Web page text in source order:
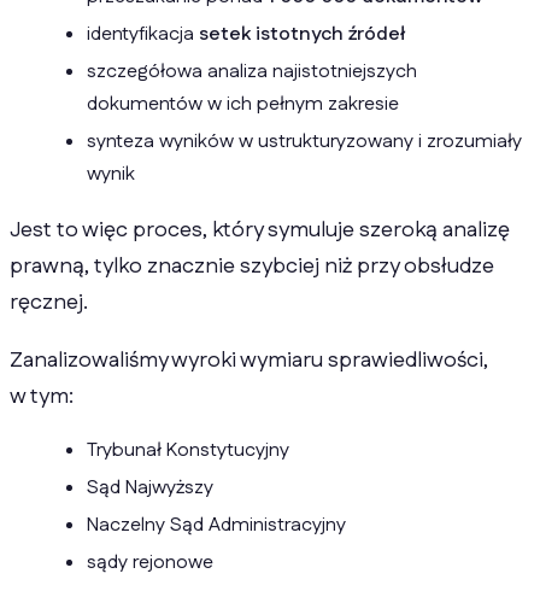
identyfikacja setek istotnych źródeł
szczegółowa analiza najistotniejszych
dokumentów w ich pełnym zakresie
synteza wyników w ustrukturyzowany i zrozumiały
wynik
Jest to więc proces, który symuluje szeroką analizę
prawną, tylko znacznie szybciej niż przy obsłudze
ręcznej.
Zanalizowaliśmy wyroki wymiaru sprawiedliwości,
w tym:
Trybunał Konstytucyjny
Sąd Najwyższy
Naczelny Sąd Administracyjny
sądy rejonowe